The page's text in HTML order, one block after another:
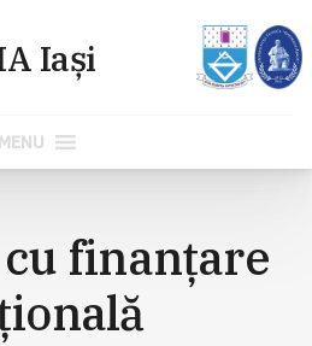
MENU
finanțare